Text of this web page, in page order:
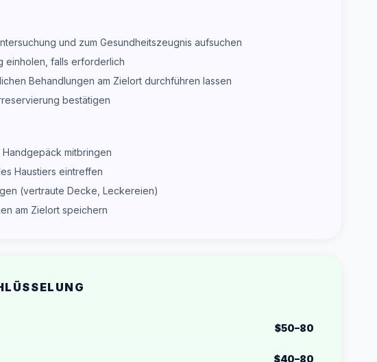
und zum Gesundheitszeugnis aufsuchen
einholen, falls erforderlich
Behandlungen am Zielort durchführen lassen
bestätigen
mitbringen
Haustiers eintreffen
(vertraute Decke, Leckereien)
am Zielort speichern
$50–80
$40–80